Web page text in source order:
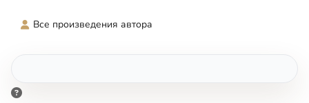
Все произведения автора